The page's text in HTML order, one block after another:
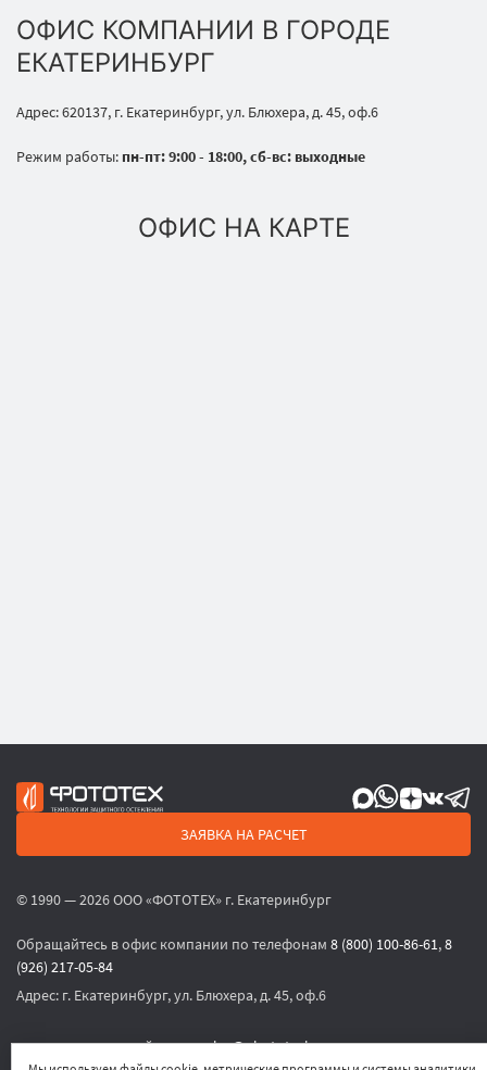
ОФИС КОМПАНИИ В ГОРОДЕ
ЕКАТЕРИНБУРГ
Адрес: 620137, г. Екатеринбург, ул. Блюхера, д. 45, оф.6
Режим работы: пн-пт: 9:00 - 18:00, сб-вс: выходные
ОФИС НА КАРТЕ
ЗАЯВКА НА РАСЧЕТ
© 1990 — 2026 ООО «ФОТОТЕХ» г. Екатеринбург
Обращайтесь в офис компании по телефонам 8 (800) 100-86-61,8
(926) 217-05-84
Адрес: г. Екатеринбург, ул. Блюхера, д. 45, оф.6
или по электронной почтеsales@phototech.ru